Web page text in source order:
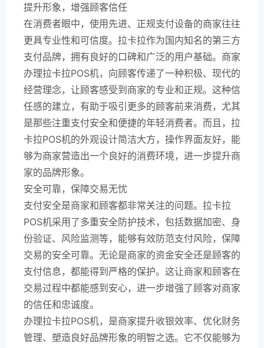
提升形象，增强顾客信任
在消费者眼中，使用先进、正规支付设备的商家往往
更具专业性和可信度。拉卡拉作为国内知名的第三方
支付品牌，拥有良好的口碑和广泛的用户基础。商家
办理拉卡拉POS机，向顾客传递了一种积极、现代的
经营理念，让顾客感受到商家的专业和正规。这种信
任感的建立，有助于吸引更多的顾客前来消费，尤其
是那些注重支付安全和便捷的年轻消费者。而且，拉
卡拉POS机的外观设计简洁大方，操作界面友好，能
够为商家营造出一个良好的消费环境，进一步提升商
家的品牌形象。
安全可靠，保障交易无忧
支付安全是商家和顾客都非常关注的问题。拉卡拉
POS机采用了多重安全防护技术，包括数据加密、身
份验证、风险监测等，能够有效防范支付风险，保障
交易的安全可靠。无论是商家的资金安全还是顾客的
支付信息，都能得到严格的保护。这让商家和顾客在
交易过程中都能感到安心，进一步增强了顾客对商家
的信任和忠诚度。
办理拉卡拉POS机，是商家提升收银效率、优化财务
管理、塑造良好品牌形象的明智之选。它不仅能够为